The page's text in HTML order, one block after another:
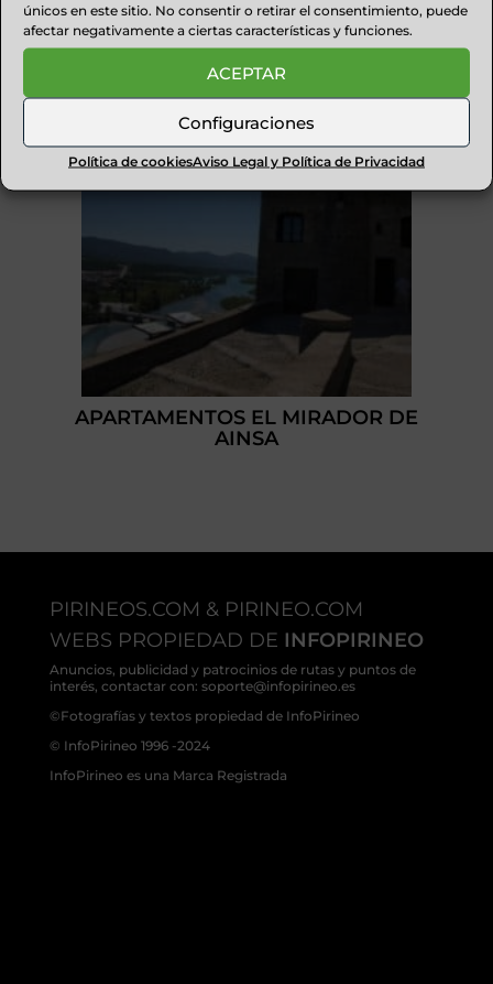
únicos en este sitio. No consentir o retirar el consentimiento, puede
afectar negativamente a ciertas características y funciones.
ACEPTAR
Configuraciones
Política de cookiesAviso Legal y Política de Privacidad
MUEBLES SANZ
APARTAMENTOS EL MIRADOR DE
AINSA
PIRINEOS.COM & PIRINEO.COM
WEBS PROPIEDAD DE INFOPIRINEO
Anuncios, publicidad y patrocinios de rutas y puntos de
interés, contactar con: soporte@infopirineo.es
©Fotografías y textos propiedad de InfoPirineo
© InfoPirineo 1996 -2024
InfoPirineo es una Marca Registrada